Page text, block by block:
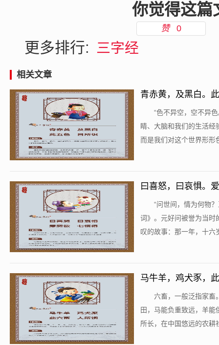
你觉得这篇
赞 0
更多排行: 三字经
相关文章
青赤黄，及黑白。
​“色不异空，空不异
睛、大脑和我们的生活
而是我们对这个世界形形
曰喜怒，曰哀惧。
​“问世间，情为何物
词》。元好问被誉为当时
叹的故事：那一年，十六
马牛羊，鸡犬豕，
六畜，一般泛指家畜
田，马能负重致远，羊能
所长，在中国悠远的农耕